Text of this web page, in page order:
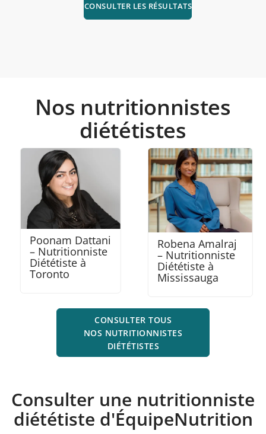
CONSULTER LES RÉSULTATS
Nos nutritionnistes
diététistes
Poonam Dattani
– Nutritionniste
Diététiste à
Toronto
Robena Amalraj
– Nutritionniste
Diététiste à
Mississauga
CONSULTER TOUS
NOS NUTRITIONNISTES
DIÉTÉTISTES
Consulter une nutritionniste
diététiste d'ÉquipeNutrition